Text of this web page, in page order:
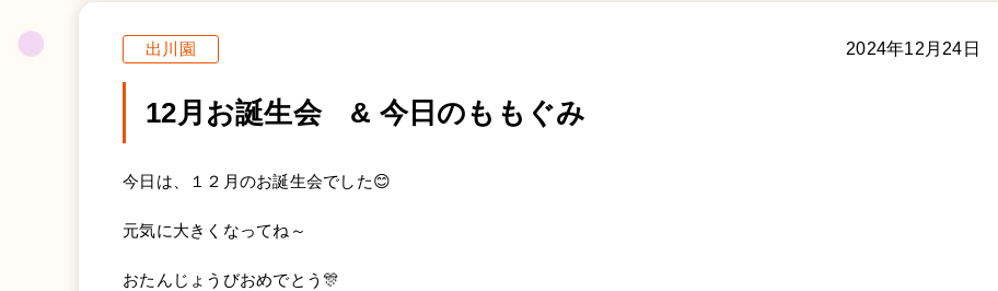
出川園 2024年12月24日
12月お誕生会 & 今日のももぐみ
今日は、１２月のお誕生会でした😊
元気に大きくなってね～
おたんじょうびおめでとう🎊